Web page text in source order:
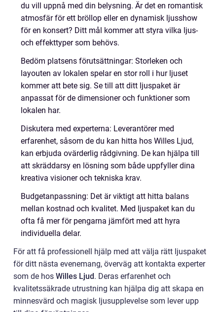
du vill uppnå med din belysning. Är det en romantisk
atmosfär för ett bröllop eller en dynamisk ljusshow
för en konsert? Ditt mål kommer att styra vilka ljus-
och effekttyper som behövs.
Bedöm platsens förutsättningar: Storleken och
layouten av lokalen spelar en stor roll i hur ljuset
kommer att bete sig. Se till att ditt ljuspaket är
anpassat för de dimensioner och funktioner som
lokalen har.
Diskutera med experterna: Leverantörer med
erfarenhet, såsom de du kan hitta hos Willes Ljud,
kan erbjuda ovärderlig rådgivning. De kan hjälpa till
att skräddarsy en lösning som både uppfyller dina
kreativa visioner och tekniska krav.
Budgetanpassning: Det är viktigt att hitta balans
mellan kostnad och kvalitet. Med ljuspaket kan du
ofta få mer för pengarna jämfört med att hyra
individuella delar.
För att få professionell hjälp med att välja rätt ljuspaket
för ditt nästa evenemang, överväg att kontakta experter
som de hos Willes Ljud. Deras erfarenhet och
kvalitetssäkrade utrustning kan hjälpa dig att skapa en
minnesvärd och magisk ljusupplevelse som lever upp